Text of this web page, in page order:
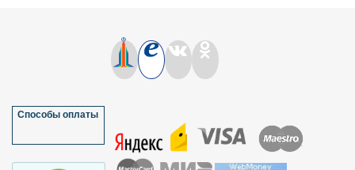
Способы оплаты